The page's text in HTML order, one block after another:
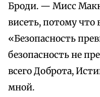
Броди. — Мисс
висеть, потому что
«Безопасность
безопасность не
всего Доброта,
мной.